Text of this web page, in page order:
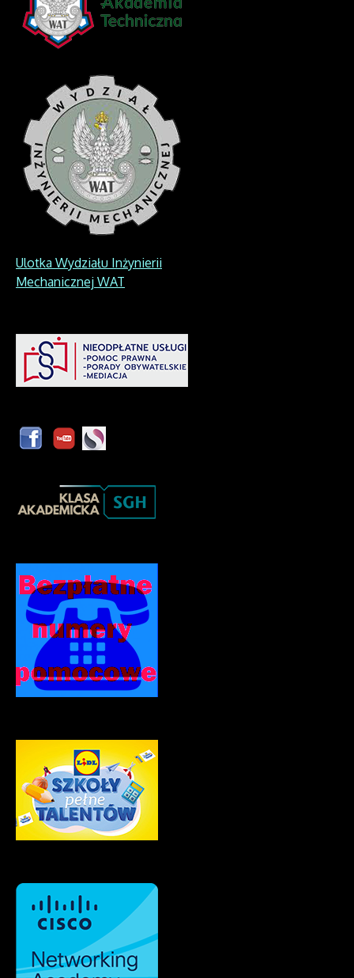
Ulotka Wydziału Inżynierii
Mechanicznej WAT